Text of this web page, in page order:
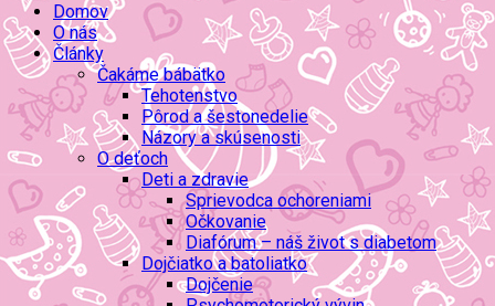
Domov
O nás
Články
Čakáme bábätko
Tehotenstvo
Pôrod a šestonedelie
Názory a skúsenosti
O deťoch
Deti a zdravie
Sprievodca ochoreniami
Očkovanie
Diafórum – náš život s diabetom
Dojčiatko a batoliatko
Dojčenie